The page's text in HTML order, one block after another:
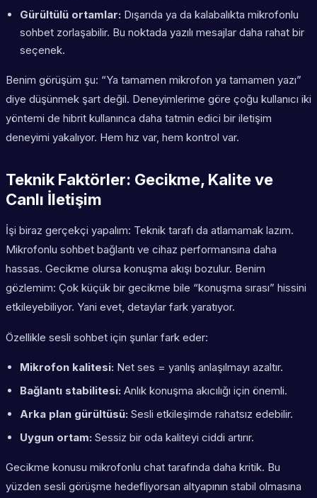
Gürültülü ortamlar: Dışarıda ya da kalabalıkta mikrofonlu
sohbet zorlaşabilir. Bu noktada yazılı mesajlar daha rahat bir
seçenek.
Benim görüşüm şu: “Ya tamamen mikrofon ya tamamen yazı”
diye düşünmek şart değil. Deneyimlerime göre çoğu kullanıcı iki
yöntemi de hibrit kullanınca daha tatmin edici bir iletişim
deneyimi yakalıyor. Hem hız var, hem kontrol var.
Teknik Faktörler: Gecikme, Kalite ve
Canlı İletişim
İşi biraz gerçekçi yapalım: Teknik tarafı da atlamamak lazım.
Mikrofonlu sohbet bağlantı ve cihaz performansına daha
hassas. Gecikme olursa konuşma akışı bozulur. Benim
gözlemim: Çok küçük bir gecikme bile “konuşma sırası” hissini
etkileyebiliyor. Yani evet, detaylar fark yaratıyor.
Özellikle sesli sohbet için şunlar fark eder:
Mikrofon kalitesi: Net ses = yanlış anlaşılmayı azaltır.
Bağlantı stabilitesi: Anlık konuşma akıcılığı için önemli.
Arka plan gürültüsü: Sesli etkileşimde rahatsız edebilir.
Uygun ortam: Sessiz bir oda kaliteyi ciddi artırır.
Gecikme konusu mikrofonlu chat tarafında daha kritik. Bu
yüzden sesli görüşme hedefliyorsan altyapının stabil olmasına